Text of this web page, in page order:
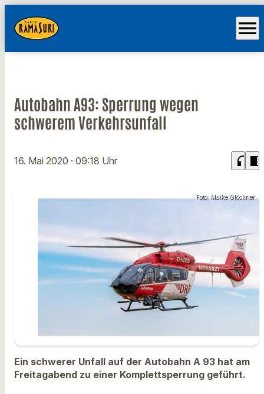
menu
Autobahn A93: Sperrung wegen
schwerem Verkehrsunfall
16. Mai 2020 · 09:18 Uhr headphones chrome_reader_mode
Foto: Maike Glöckner
Ein schwerer Unfall auf der Autobahn A 93 hat am
Freitagabend zu einer Komplettsperrung geführt.